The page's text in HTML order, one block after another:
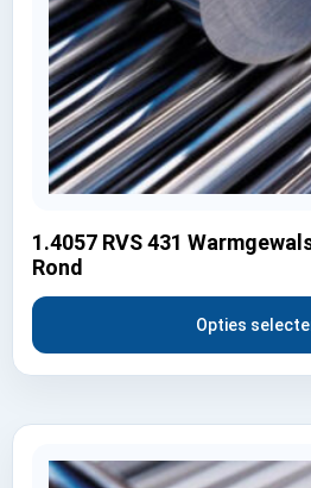
1.4057 RVS 431
Rond
Opties